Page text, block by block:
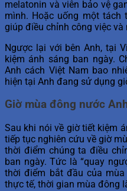
melatonin và viên bảo vệ
mình. Hoặc uống một
giúp điều chỉnh công việc và
Ngược lại với bên Anh, tại
kiệm ánh sáng ban ngày.
Anh cách Việt Nam bao
hiện tại Anh đang sử dụng
Giờ mùa đông nước
Sau khi nói về giờ tiết kiệm
tiếp tục nghiên cứu về giờ
thời điểm chúng ta điều
ban ngày. Tức là “quay
thời điểm bắt đầu của
thực tế, thời gian mùa đông